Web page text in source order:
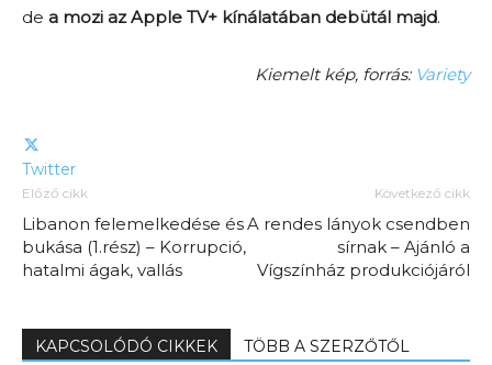
de a mozi az Apple TV+ kínálatában debütál majd.
Kiemelt kép, forrás: Variety
Twitter
Előző cikk
Libanon felemelkedése és
bukása (1.rész) – Korrupció,
hatalmi ágak, vallás
Következő cikk
A rendes lányok csendben
sírnak – Ajánló a
Vígszínház produkciójáról
KAPCSOLÓDÓ CIKKEK TÖBB A SZERZŐTŐL